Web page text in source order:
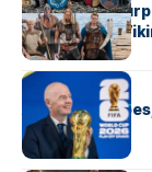
La Norvège
inspirée des
SPORTS
Avec 48
XXL